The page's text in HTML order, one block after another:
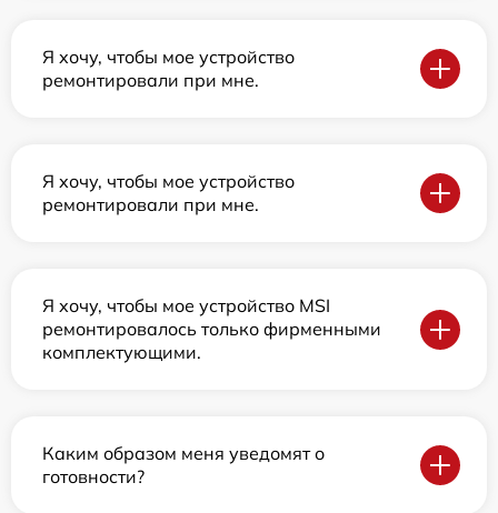
Я хочу, чтобы мое устройство
ремонтировали при мне.
Я хочу, чтобы мое устройство
ремонтировали при мне.
Я хочу, чтобы мое устройство MSI
ремонтировалось только фирменными
комплектующими.
Каким образом меня уведомят о
готовности?